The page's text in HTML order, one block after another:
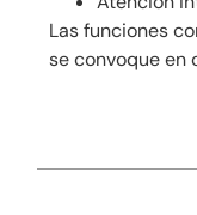
Las funciones
se convoque en